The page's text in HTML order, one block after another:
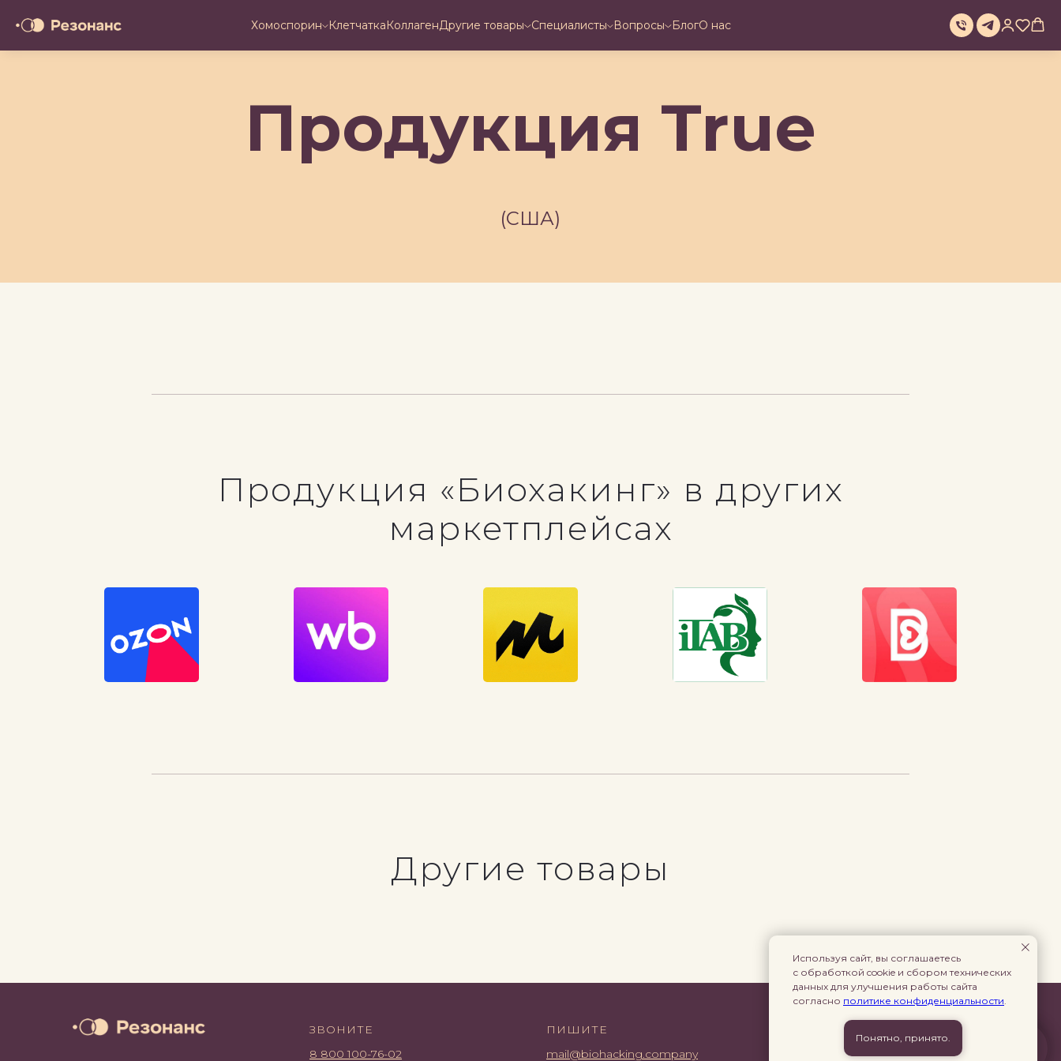
Хомоспорин КлетчаткаКоллагенДругие товары Специалисты Вопросы БлогО нас
Продукция True
(США)
Продукция «Биохакинг» в других
маркетплейсах
Другие товары
Используя сайт, вы соглашаетесь
с обработкой cookie и сбором технических
данных для улучшения работы сайта
согласно политике конфиденциальности.
Понятно, принято.
ЗВОНИТЕ
8 800 100-76-02
ПИШИТЕ
mail@biohacking.company
Политика конфиденциальности
Связаться с менеджером